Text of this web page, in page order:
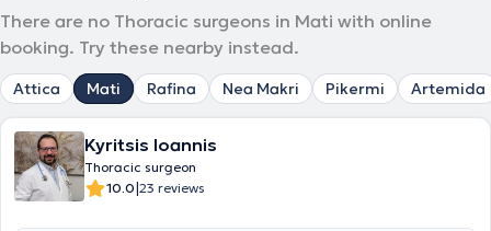
There are no Thoracic surgeons in Mati with online
booking. Try these nearby instead.
Attica Mati Rafina Nea Makri Pikermi Artemida
Kyritsis Ioannis
Thoracic surgeon
10.0|23 reviews